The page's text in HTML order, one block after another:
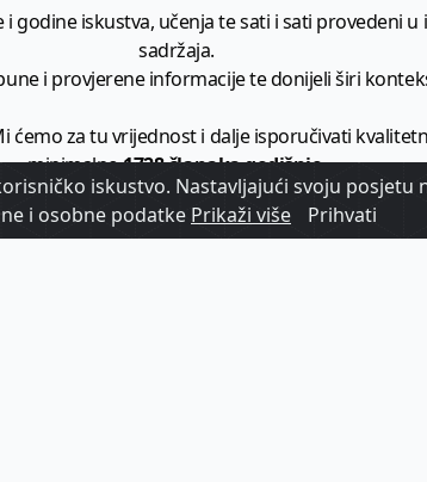
godine iskustva, učenja te sati i sati provedeni
sadržaja.
i provjerene informacije te donijeli širi
ćemo za tu vrijednost i dalje isporučivati
minimalno1728 članaka godišnje.
informacija iz poslovnog svijeta hrvatskog
iskustvo. Nastavljajući svoju
i osobne podatke Prikaži više Prihvati